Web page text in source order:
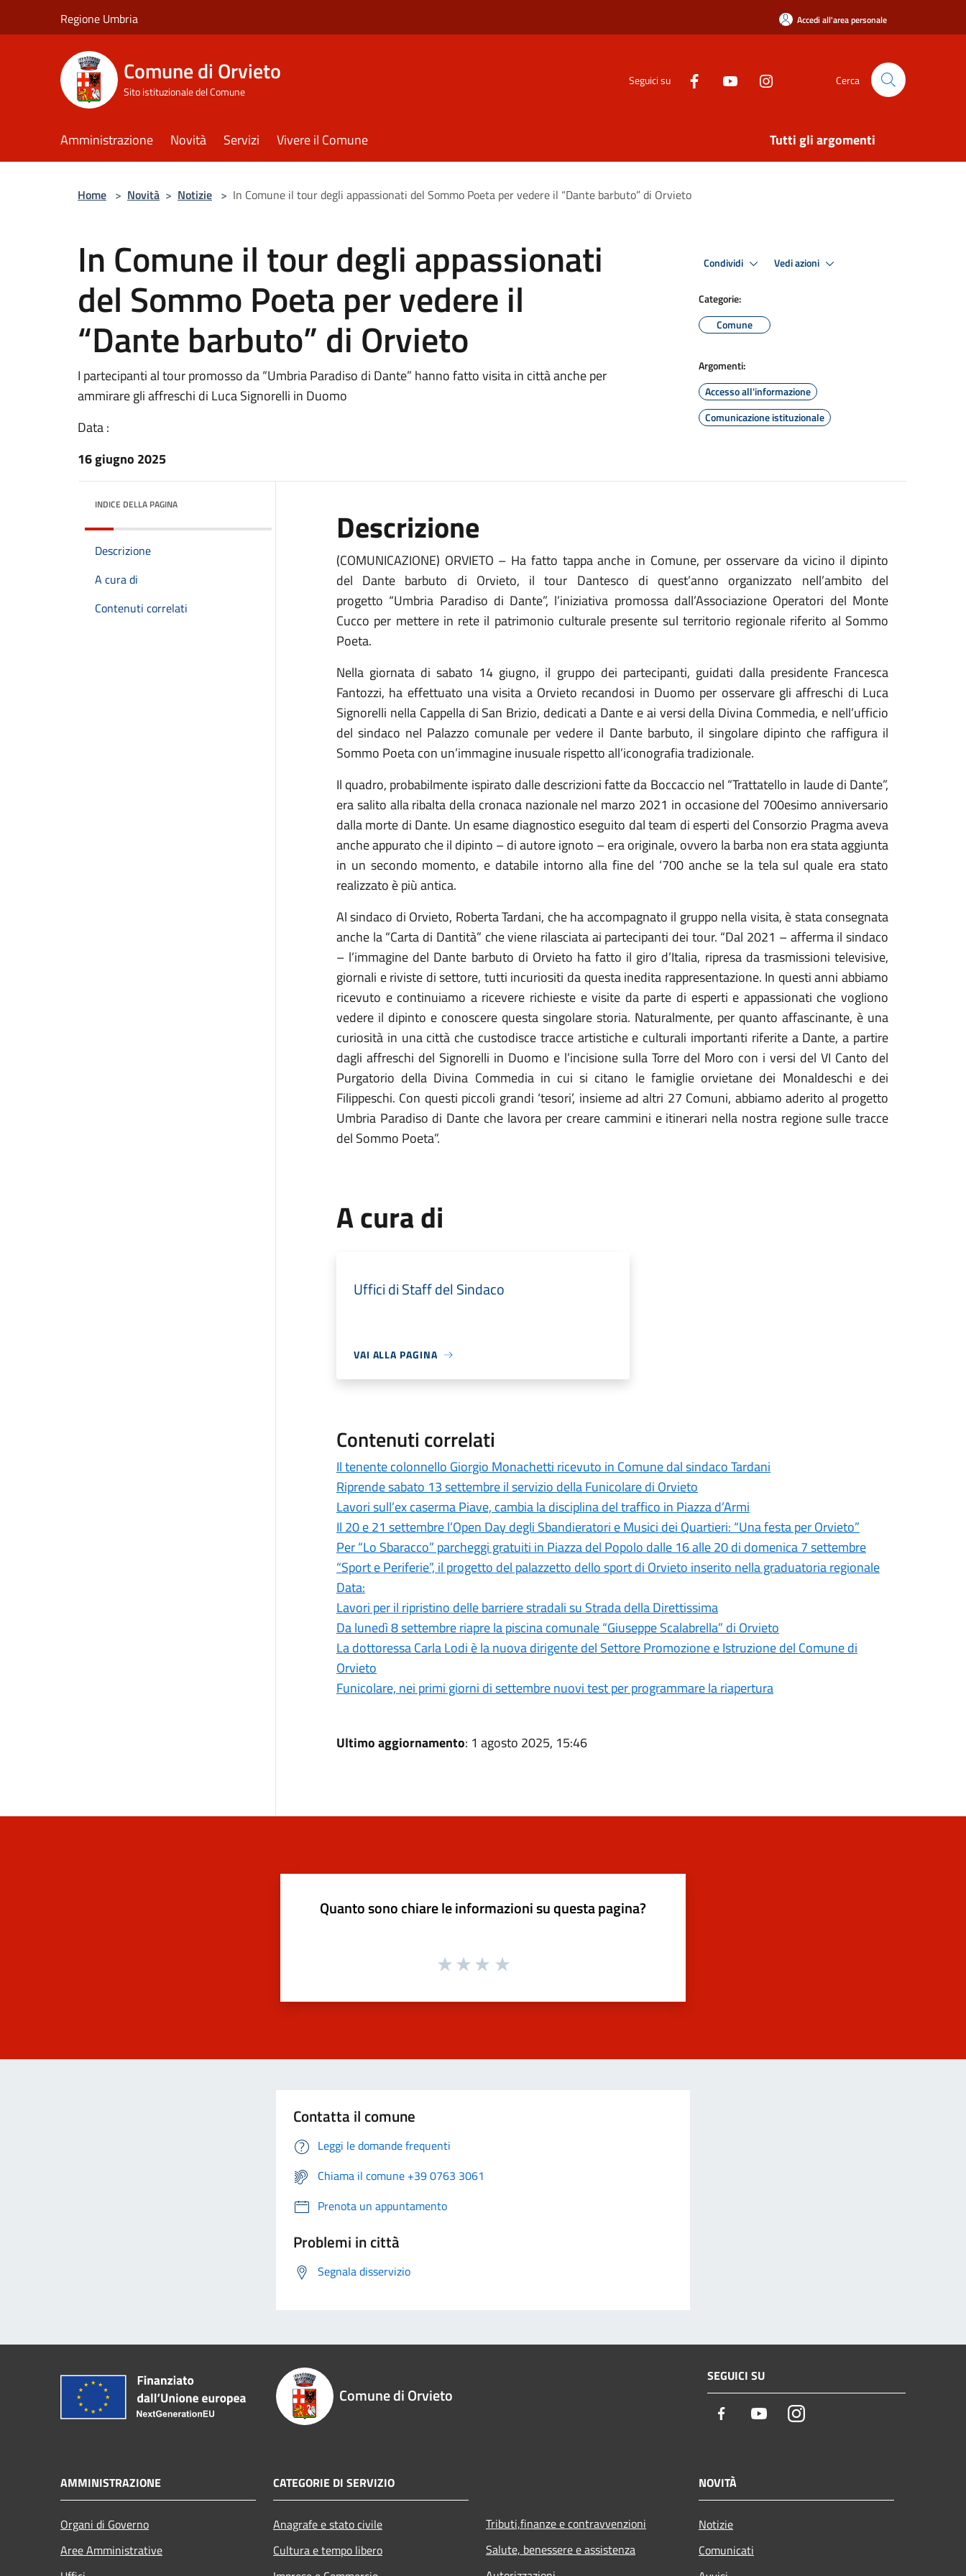
Regione Umbria Accedi all'area personale
Comune di Orvieto
Sito istituzionale del Comune
Seguici su Cerca
Amministrazione Novità Servizi Vivere il Comune Tutti gli argomenti
Home > Novità > Notizie > In Comune il tour degli appassionati del Sommo Poeta per vedere il “Dante barbuto” di Orvieto
In Comune il tour degli appassionati
del Sommo Poeta per vedere il
“Dante barbuto” di Orvieto
I partecipanti al tour promosso da “Umbria Paradiso di Dante” hanno fatto visita in città anche per
ammirare gli affreschi di Luca Signorelli in Duomo
Data :
16 giugno 2025
Condividi Vedi azioni
Categorie:
Comune
Argomenti:
Accesso all'informazione
Comunicazione istituzionale
INDICE DELLA PAGINA
Descrizione
A cura di
Contenuti correlati
Descrizione
(COMUNICAZIONE) ORVIETO – Ha fatto tappa anche in Comune, per osservare da vicino il dipinto
del Dante barbuto di Orvieto, il tour Dantesco di quest’anno organizzato nell’ambito del
progetto “Umbria Paradiso di Dante”, l’iniziativa promossa dall’Associazione Operatori del Monte
Cucco per mettere in rete il patrimonio culturale presente sul territorio regionale riferito al Sommo
Poeta.
Nella giornata di sabato 14 giugno, il gruppo dei partecipanti, guidati dalla presidente Francesca
Fantozzi, ha effettuato una visita a Orvieto recandosi in Duomo per osservare gli affreschi di Luca
Signorelli nella Cappella di San Brizio, dedicati a Dante e ai versi della Divina Commedia, e nell’ufficio
del sindaco nel Palazzo comunale per vedere il Dante barbuto, il singolare dipinto che raffigura il
Sommo Poeta con un’immagine inusuale rispetto all’iconografia tradizionale.
Il quadro, probabilmente ispirato dalle descrizioni fatte da Boccaccio nel “Trattatello in laude di Dante”,
era salito alla ribalta della cronaca nazionale nel marzo 2021 in occasione del 700esimo anniversario
dalla morte di Dante. Un esame diagnostico eseguito dal team di esperti del Consorzio Pragma aveva
anche appurato che il dipinto – di autore ignoto – era originale, ovvero la barba non era stata aggiunta
in un secondo momento, e databile intorno alla fine del ‘700 anche se la tela sul quale era stato
realizzato è più antica.
Al sindaco di Orvieto, Roberta Tardani, che ha accompagnato il gruppo nella visita, è stata consegnata
anche la “Carta di Dantità” che viene rilasciata ai partecipanti dei tour. “Dal 2021 – afferma il sindaco
– l’immagine del Dante barbuto di Orvieto ha fatto il giro d’Italia, ripresa da trasmissioni televisive,
giornali e riviste di settore, tutti incuriositi da questa inedita rappresentazione. In questi anni abbiamo
ricevuto e continuiamo a ricevere richieste e visite da parte di esperti e appassionati che vogliono
vedere il dipinto e conoscere questa singolare storia. Naturalmente, per quanto affascinante, è una
curiosità in una città che custodisce tracce artistiche e culturali importanti riferite a Dante, a partire
dagli affreschi del Signorelli in Duomo e l’incisione sulla Torre del Moro con i versi del VI Canto del
Purgatorio della Divina Commedia in cui si citano le famiglie orvietane dei Monaldeschi e dei
Filippeschi. Con questi piccoli grandi ‘tesori’, insieme ad altri 27 Comuni, abbiamo aderito al progetto
Umbria Paradiso di Dante che lavora per creare cammini e itinerari nella nostra regione sulle tracce
del Sommo Poeta”.
A cura di
Uffici di Staff del Sindaco
VAI ALLA PAGINA
Contenuti correlati
Il tenente colonnello Giorgio Monachetti ricevuto in Comune dal sindaco Tardani
Riprende sabato 13 settembre il servizio della Funicolare di Orvieto
Lavori sull’ex caserma Piave, cambia la disciplina del traffico in Piazza d’Armi
Il 20 e 21 settembre l’Open Day degli Sbandieratori e Musici dei Quartieri: “Una festa per Orvieto”
Per “Lo Sbaracco” parcheggi gratuiti in Piazza del Popolo dalle 16 alle 20 di domenica 7 settembre
“Sport e Periferie”, il progetto del palazzetto dello sport di Orvieto inserito nella graduatoria regionale
Data:
Lavori per il ripristino delle barriere stradali su Strada della Direttissima
Da lunedì 8 settembre riapre la piscina comunale “Giuseppe Scalabrella” di Orvieto
La dottoressa Carla Lodi è la nuova dirigente del Settore Promozione e Istruzione del Comune di
Orvieto
Funicolare, nei primi giorni di settembre nuovi test per programmare la riapertura
Ultimo aggiornamento: 1 agosto 2025, 15:46
Quanto sono chiare le informazioni su questa pagina?
Contatta il comune
Leggi le domande frequenti
Chiama il comune +39 0763 3061
Prenota un appuntamento
Problemi in città
Segnala disservizio
Comune di Orvieto
SEGUICI SU
Facebook YoutubeInstagram
AMMINISTRAZIONE
Organi di Governo
Aree Amministrative
CATEGORIE DI SERVIZIO
Anagrafe e stato civile
Cultura e tempo libero
Tributi,finanze e contravvenzioni
Salute, benessere e assistenza
NOVITÀ
Notizie
Comunicati